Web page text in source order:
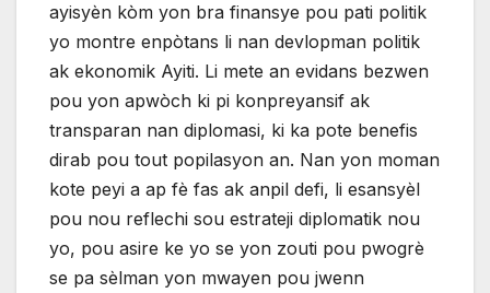
ayisyèn kòm yon bra finansye pou pati politik
yo montre enpòtans li nan devlopman politik
ak ekonomik Ayiti. Li mete an evidans bezwen
pou yon apwòch ki pi konpreyansif ak
transparan nan diplomasi, ki ka pote benefis
dirab pou tout popilasyon an. Nan yon moman
kote peyi a ap fè fas ak anpil defi, li esansyèl
pou nou reflechi sou estrateji diplomatik nou
yo, pou asire ke yo se yon zouti pou pwogrè
se pa sèlman yon mwayen pou jwenn